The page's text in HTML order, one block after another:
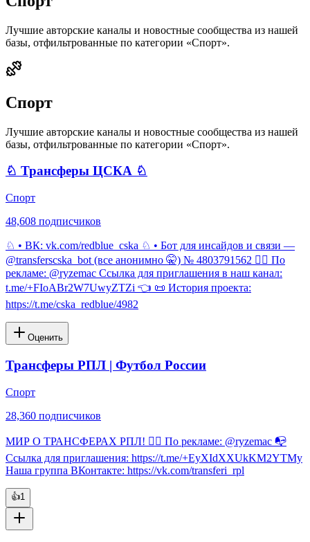
Лучшие авторские каналы и новостные сообщества из нашей
базы, отфильтрованные по категории «Спорт».
Спорт
Лучшие авторские каналы и новостные сообщества из нашей
базы, отфильтрованные по категории «Спорт».
♘ Трансферы ЦСКА ♘
Спорт
48,608 подписчиков
♘ • ВК: vk.com/redblue_cska ♘ • Бот для инсайдов и связи —
@transferscska_bot (все анонимно 🤫) № 4803791562 ✍🏽 По
рекламе: @ryzemac Ссылка для приглашения в наш канал:
t.me/+FIoABr2W7UwyZTZi 👈 📜 История проекта:
https://t.me/cska_redblue/4982
Оценить
Трансферы РПЛ | Футбол России
Спорт
28,360 подписчиков
МИР О ТРАНСФЕРАХ РПЛ! ✍🏽 По рекламе: @ryzemac 📭
Ссылка для приглашения: https://t.me/+EyXIdXXUkKM2YTMy
Наша группа ВКонтакте: https://vk.com/transferi_rpl
👍1